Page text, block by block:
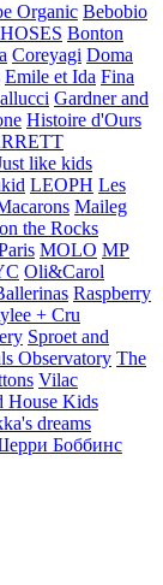
Organic Bebobio
Bonton
Coreyagi Doma
Emile et Ida Fina
Gardner and
Histoire d'Ours
like kids
LEOPH Les
Maileg
the Rocks
MOLO MP
Oli&Carol
Raspberry
+ Cru
Sproet and
Observatory The
Vilac
House Kids
dreams
Боббинс